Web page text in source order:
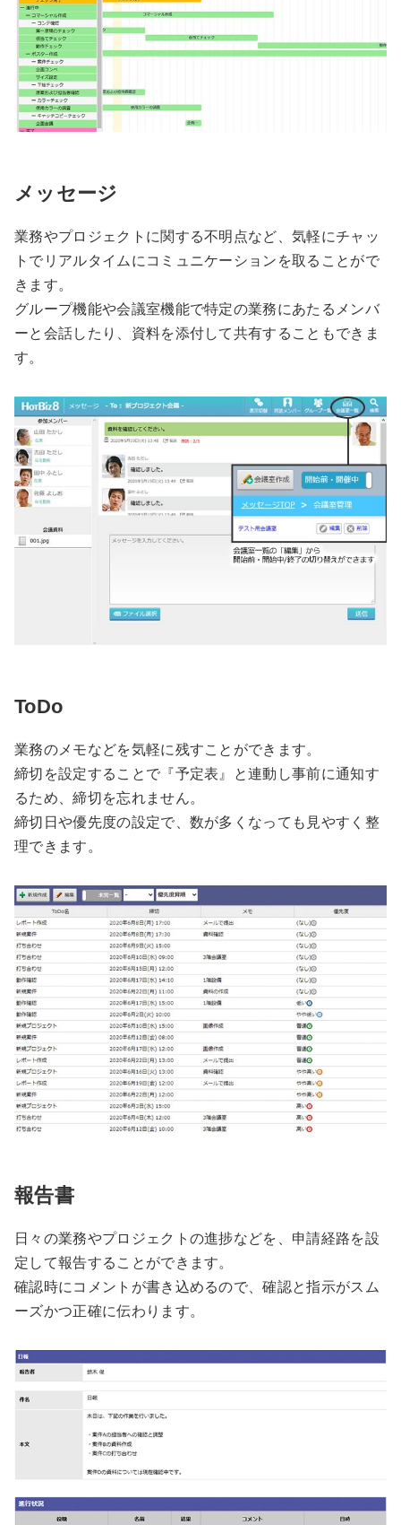
メッセージ
業務やプロジェクトに関する不明点など、気軽にチャッ
トでリアルタイムにコミュニケーションを取ることがで
きます。
グループ機能や会議室機能で特定の業務にあたるメンバ
ーと会話したり、資料を添付して共有することもできま
す。
ToDo
業務のメモなどを気軽に残すことができます。
締切を設定することで『予定表』と連動し事前に通知す
るため、締切を忘れません。
締切日や優先度の設定で、数が多くなっても見やすく整
理できます。
報告書
日々の業務やプロジェクトの進捗などを、申請経路を設
定して報告することができます。
確認時にコメントが書き込めるので、確認と指示がスム
ーズかつ正確に伝わります。